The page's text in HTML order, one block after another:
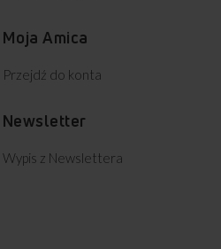
Moja Amica
Przejdź do konta
Newsletter
Wypis z Newslettera